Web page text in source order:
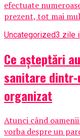
efectuate
prezent, tot mai
Uncategorized3 zile
Ce așteptări
sanitare dintr-
organizat
Atunci când
vorba despre un